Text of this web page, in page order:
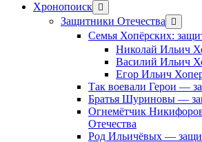
Хронопоиск открыть
меню
Защитники Отечества
открыть
меню
Семья Хопёрских:
Николай Ильич
Василий Ильич
Егор Ильич
Так воевали Герои —
Братья Шуриновы —
Огнемётчик
Отечества
Род Ильичёвых —